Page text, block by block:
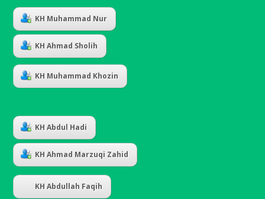
KH Muhammad Nur
KH Ahmad Sholih
KH Muhammad Khozin
KH Abdul Hadi
KH Ahmad Marzuqi Zahid
KH Abdullah Faqih